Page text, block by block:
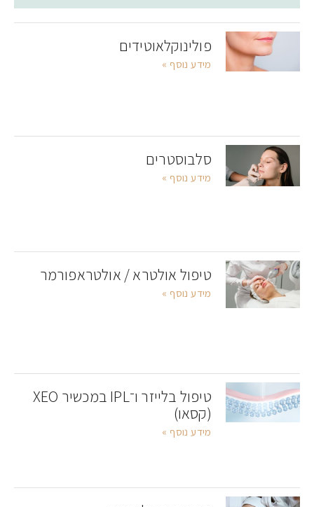
פולינוקלאוטידים
מידע נוסף »
סלבוסטרים
מידע נוסף »
טיפול אולטרא / אולטראפורמר
מידע נוסף »
טיפול בלייזר ו־IPL במכשיר XEO
(קסאו)
מידע נוסף »